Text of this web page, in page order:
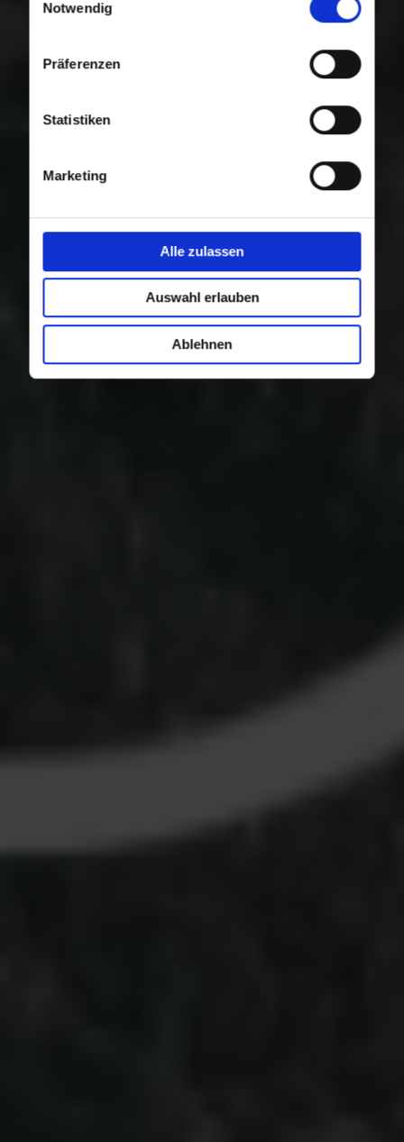
Nutzung der Dienste gesammelt haben.
Notwendig
Präferenzen
Statistiken
Marketing
Alle zulassen
Auswahl erlauben
Ablehnen